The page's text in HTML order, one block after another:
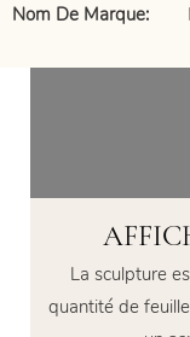
Nom De Marque:
La sculpture
quantité de